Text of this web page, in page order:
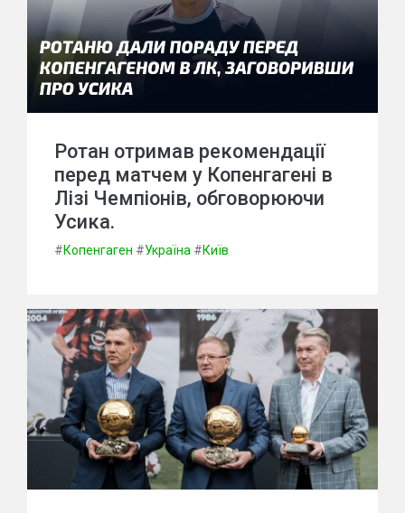
Ротан отримав рекомендації
перед матчем у Копенгагені в
Лізі Чемпіонів, обговорюючи
Усика.
#Копенгаген #Україна #Київ